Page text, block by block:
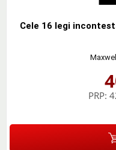
Cele 16 legi
PRP: